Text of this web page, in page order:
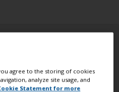
agree to the storing of cookies
analyze site usage, and
Statement for more